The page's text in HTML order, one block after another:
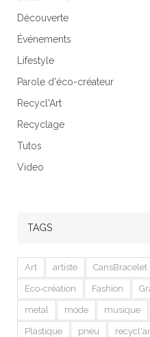
Découverte
Événements
Lifestyle
Parole d'éco-créateur
Recycl'Art
Recyclage
Tutos
Video
TAGS
Art artiste CansBracelet
Eco-création Fashion
metal mode musique
Plastique pneu